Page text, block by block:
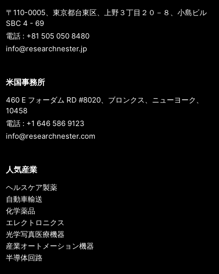
〒110-0005、東京都台東区、上野３丁目２０－８、小島ビル
SBC 4 - 69
電話 : +81 505 050 8480
info@researchnester.jp
米国事務所
460 E フォーダム RD #8020、ブロンクス、ニューヨーク、
10458
電話 : +1 646 586 9123
info@researchnester.com
人気産業
ヘルスケア製薬
自動車輸送
化学薬品
エレクトロニクス
光学写真医療機器
産業オートメーション機器
半導体回路